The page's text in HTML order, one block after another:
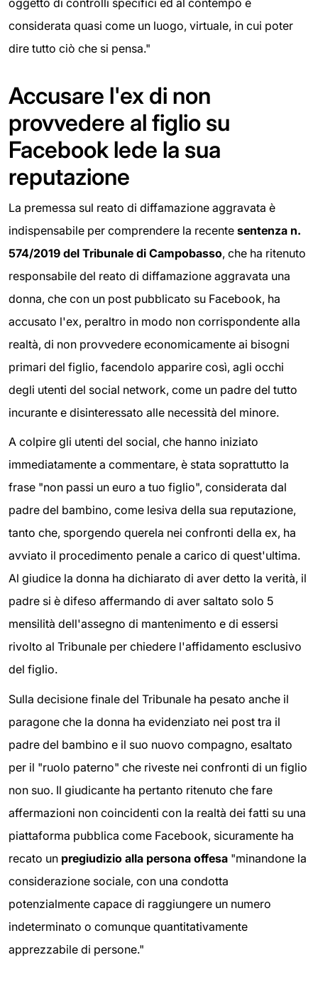
considerata quasi come un luogo, virtuale, in cui poter
dire tutto ciò che si pensa."
Accusare l'ex di non
provvedere al figlio su
Facebook lede la sua
reputazione
La premessa sul reato di diffamazione aggravata è
indispensabile per comprendere la recente sentenza n.
574/2019 del Tribunale di Campobasso, che ha ritenuto
responsabile del reato di diffamazione aggravata una
donna, che con un post pubblicato su Facebook, ha
accusato l'ex, peraltro in modo non corrispondente alla
realtà, di non provvedere economicamente ai bisogni
primari del figlio, facendolo apparire così, agli occhi
degli utenti del social network, come un padre del tutto
incurante e disinteressato alle necessità del minore.
A colpire gli utenti del social, che hanno iniziato
immediatamente a commentare, è stata soprattutto la
frase "non passi un euro a tuo figlio", considerata dal
padre del bambino, come lesiva della sua reputazione,
tanto che, sporgendo querela nei confronti della ex, ha
avviato il procedimento penale a carico di quest'ultima.
Al giudice la donna ha dichiarato di aver detto la verità, il
padre si è difeso affermando di aver saltato solo 5
mensilità dell'assegno di mantenimento e di essersi
rivolto al Tribunale per chiedere l'affidamento esclusivo
del figlio.
Sulla decisione finale del Tribunale ha pesato anche il
paragone che la donna ha evidenziato nei post tra il
padre del bambino e il suo nuovo compagno, esaltato
per il "ruolo paterno" che riveste nei confronti di un figlio
non suo. Il giudicante ha pertanto ritenuto che fare
affermazioni non coincidenti con la realtà dei fatti su una
piattaforma pubblica come Facebook, sicuramente ha
recato un pregiudizio alla persona offesa "minandone la
considerazione sociale, con una condotta
potenzialmente capace di raggiungere un numero
indeterminato o comunque quantitativamente
apprezzabile di persone."